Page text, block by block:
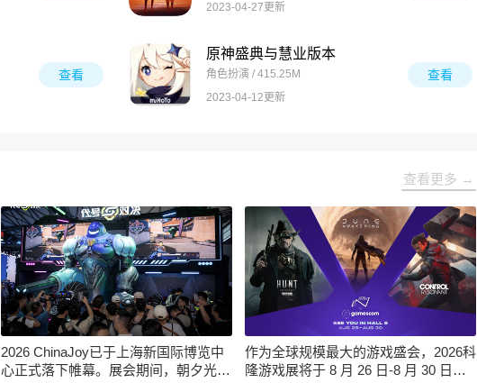
2023-04-27更新
查看
原神盛典与慧业版本
角色扮演 / 415.25M
2023-04-12更新
查看
查看更多 →
2026 ChinaJoy已于上海新国际博览中
心正式落下帷幕。展会期间，朝夕光年
作为全球规模最大的游戏盛会，2026科
隆游戏展将于 8 月 26 日-8 月 30 日在